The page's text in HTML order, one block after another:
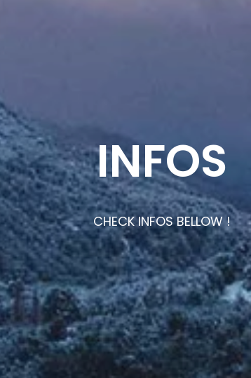
INFOS
CHECK INFOS BELLOW !